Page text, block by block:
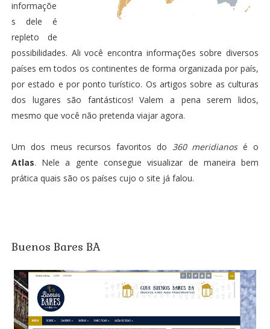
informaçõe
s dele é
repleto de
possibilidades. Ali você encontra informações sobre diversos
países em todos os continentes de forma organizada por país,
por estado e por ponto turístico. Os artigos sobre as culturas
dos lugares são fantásticos! Valem a pena serem lidos,
mesmo que você não pretenda viajar agora.
Um dos meus recursos favoritos do 360 meridianosé o
Atlas. Nele a gente consegue visualizar de maneira bem
prática quais são os países cujo o site já falou.
Buenos Bares BA